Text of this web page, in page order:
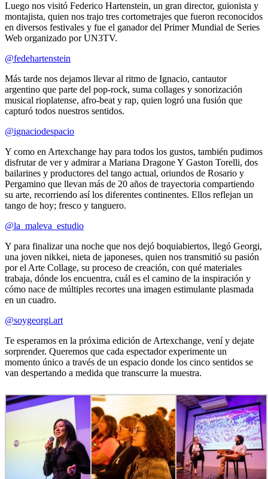
Luego nos visitó Federico Hartenstein, un gran director, guionista y
montajista, quien nos trajo tres cortometrajes que fueron reconocidos
en diversos festivales y fue el ganador del Primer Mundial de Series
Web organizado por UN3TV.
@fedehartenstein
Más tarde nos dejamos llevar al ritmo de Ignacio, cantautor
argentino que parte del pop-rock, suma collages y sonorización
musical rioplatense, afro-beat y rap, quien logró una fusión que
capturó todos nuestros sentidos.
@ignaciodespacio
Y como en Artexchange hay para todos los gustos, también pudimos
disfrutar de ver y admirar a Mariana Dragone Y Gaston Torelli, dos
bailarines y productores del tango actual, oriundos de Rosario y
Pergamino que llevan más de 20 años de trayectoria compartiendo
su arte, recorriendo así los diferentes continentes. Ellos reflejan un
tango de hoy; fresco y tanguero.
@la_maleva_estudio
Y para finalizar una noche que nos dejó boquiabiertos, llegó Georgi,
una joven nikkei, nieta de japoneses, quien nos transmitió su pasión
por el Arte Collage, su proceso de creación, con qué materiales
trabaja, dónde los encuentra, cuál es el camino de la inspiración y
cómo nace de múltiples recortes una imagen estimulante plasmada
en un cuadro.
@soygeorgi.art
Te esperamos en la próxima edición de Artexchange, vení y dejate
sorprender. Queremos que cada espectador experimente un
momento único a través de un espacio donde los cinco sentidos se
van despertando a medida que transcurre la muestra.